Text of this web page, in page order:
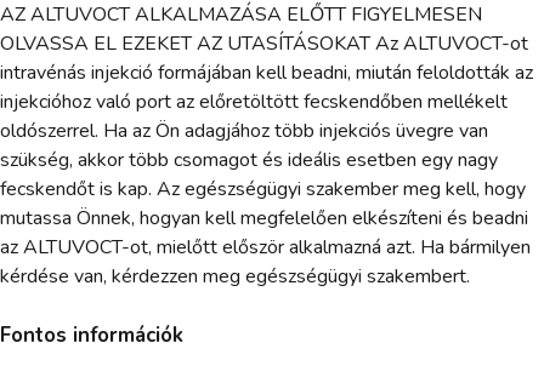
AZ ALTUVOCT ALKALMAZÁSA ELŐTT FIGYELMESEN
OLVASSA EL EZEKET AZ UTASÍTÁSOKAT Az ALTUVOCT-ot
intravénás injekció formájában kell beadni, miután feloldották az
injekcióhoz való port az előretöltött fecskendőben mellékelt
oldószerrel. Ha az Ön adagjához több injekciós üvegre van
szükség, akkor több csomagot és ideális esetben egy nagy
fecskendőt is kap. Az egészségügyi szakember meg kell, hogy
mutassa Önnek, hogyan kell megfelelően elkészíteni és beadni
az ALTUVOCT-ot, mielőtt először alkalmazná azt. Ha bármilyen
kérdése van, kérdezzen meg egészségügyi szakembert.
Fontos információk